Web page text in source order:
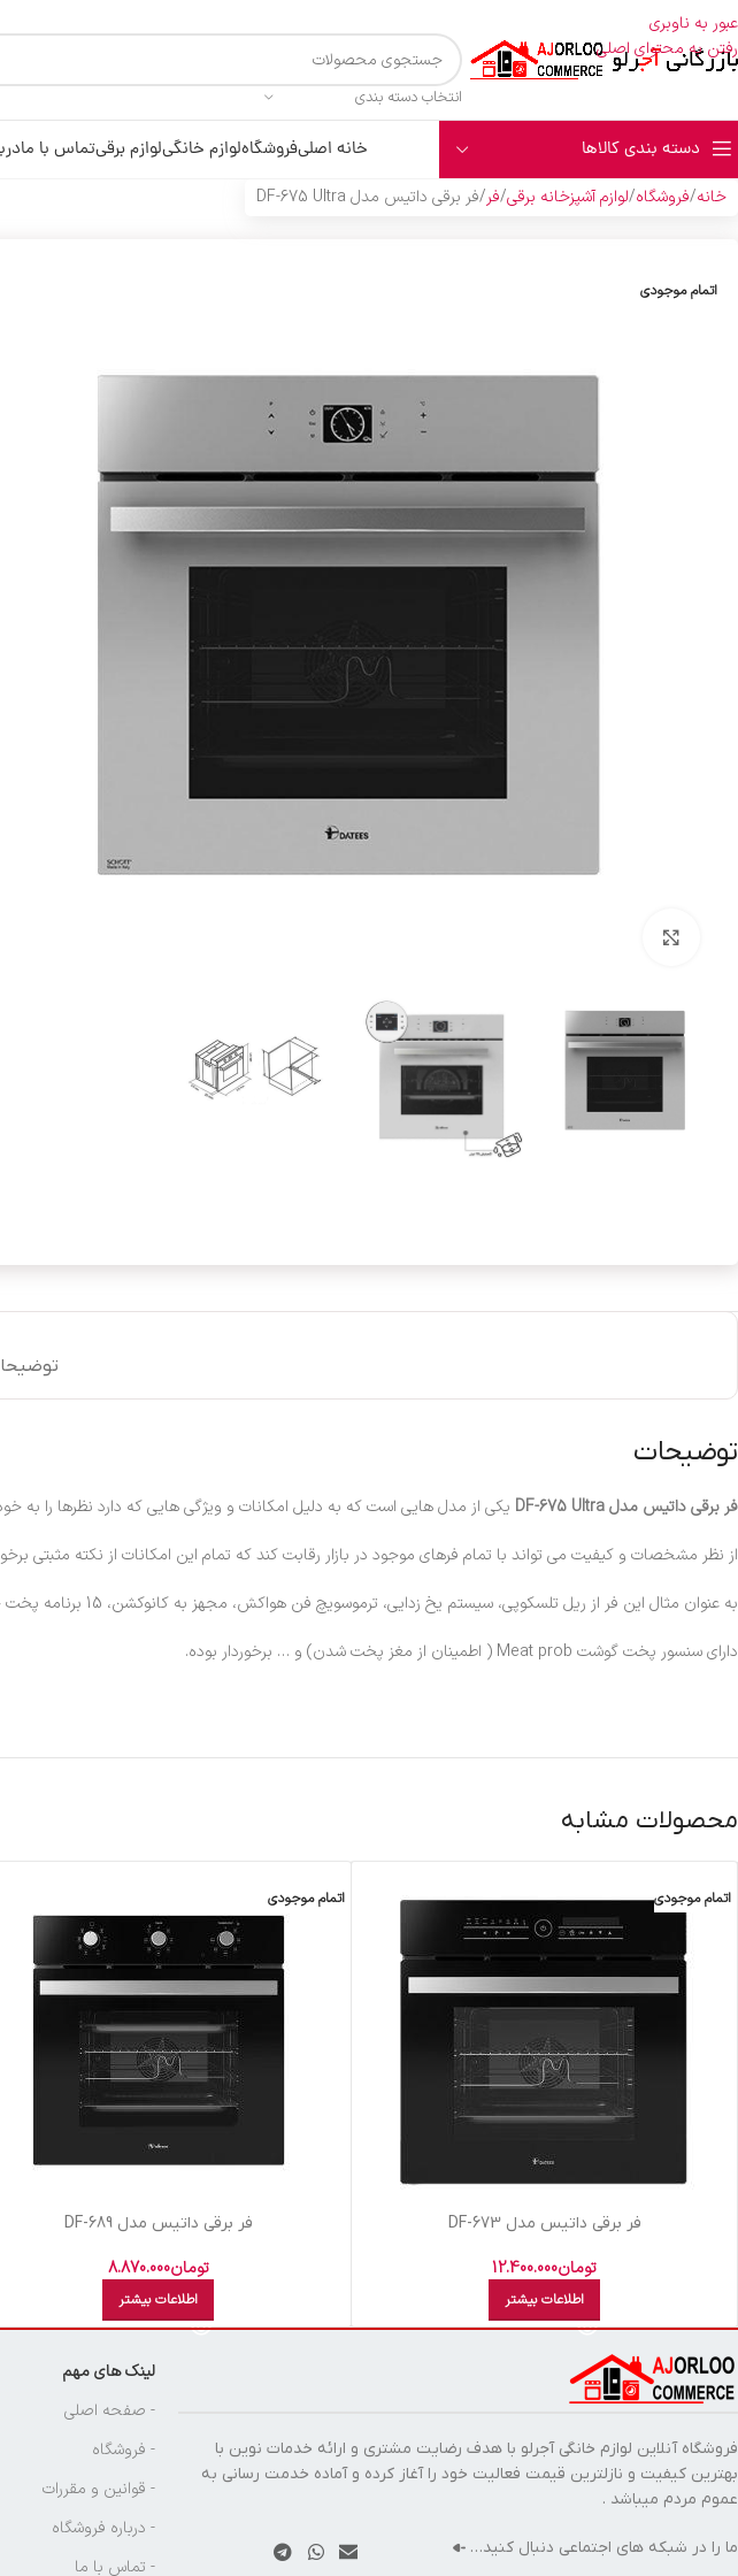
عبور به ناوبری
رفتن به محتوای اصلی
انتخاب دسته بندی
دسته بندی کالاها خانه اصلیفروشگاهلوازم خانگیلوازم برقیتماس با ما
خانه فروشگاه لوازم آشپزخانه برقی فر فر برقی داتیس مدل DF-675 Ultra
اتمام موجودی
توضیحات
فر برقی داتیس مدل DF-675 Ultra
یکی از مدل هایی است که به دلیل امکانات و ویژگی هایی که دارد نظرها را به
از نظر مشخصات و کیفیت می تواند با تمام فرهای موجود در بازار رقابت کند که تمام این امکانات از نکته مثبتی
به عنوان مثال این فر از ریل تلسکوپی، سیستم یخ زدایی، ترموسویچ فن هواکش، مجهز به کانوکشن، 15 برنامه پخت خودکار از طریق راهنمای پخت، 13 برنامه پخت ترکیبی و نیمه اتومات و تاخیری.
دارای سنسور پخت گوشت Meat prob ( اطمینان از مغز پخت شدن) و … برخوردار بوده.
محصولات مشابه
اتمام موجودی
فر برقی داتیس مدل DF-673
تومان12.400.000
اطلاعات بیشتر
اتمام موجودی
فر برقی داتیس مدل DF-689
تومان8.870.000
اطلاعات بیشتر
فروشگاه آنلاین لوازم خانگی آجرلو با هدف رضایت مشتری و ارائه خدمات نوین با
بهترین کیفیت و نازلترین قیمت فعالیت خود را آغاز کرده و آماده خدمت رسانی به
عموم مردم میباشد .
ما را در شبکه های اجتماعی دنبال کنید…
لینک های مهم
- صفحه اصلی
- فروشگاه
- قوانین و مقررات
- درباره فروشگاه
- تماس با ما